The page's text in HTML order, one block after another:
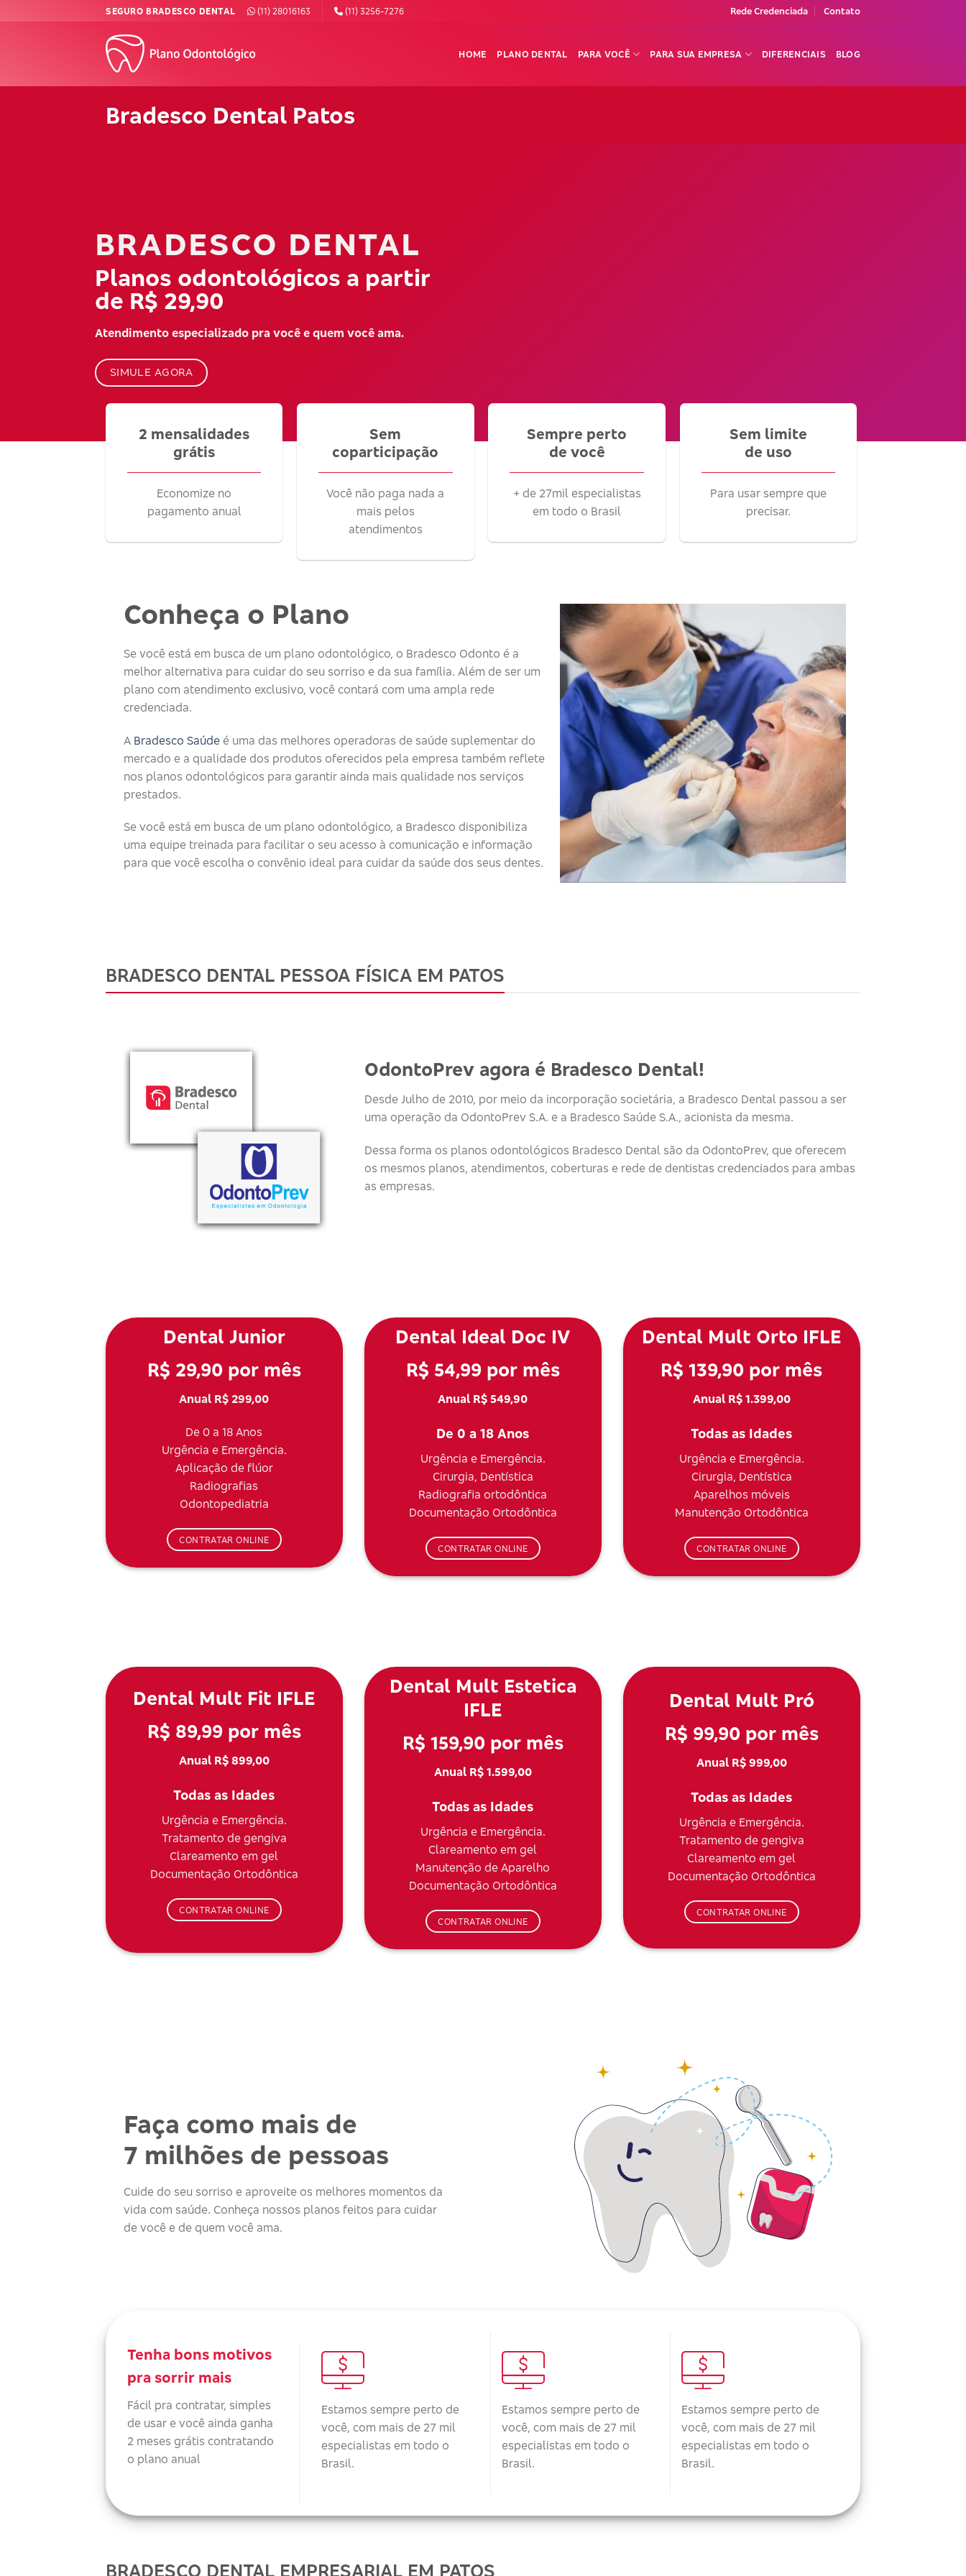
SEGURO BRADESCO DENTAL (11) 28016163 (11) 3256-7276 Rede Credenciada Contato
HOME PLANO DENTAL PARA VOCÊ PARA SUA EMPRESA DIFERENCIAIS BLOG
Bradesco Dental Patos
BRADESCO DENTAL
Planos odontológicos a partir
de R$ 29,90
Atendimento especializado pra você e quem você ama.
SIMULE AGORA
2 mensalidades
grátis
Economize no
pagamento anual
Sem
coparticipação
Você não paga nada a
mais pelos
atendimentos
Sempre perto
de você
+ de 27mil especialistas
em todo o Brasil
Sem limite
de uso
Para usar sempre que
precisar.
Conheça o Plano
Se você está em busca de um plano odontológico, o Bradesco Odonto é a
melhor alternativa para cuidar do seu sorriso e da sua família. Além de ser um
plano com atendimento exclusivo, você contará com uma ampla rede
credenciada.
A Bradesco Saúde é uma das melhores operadoras de saúde suplementar do
mercado e a qualidade dos produtos oferecidos pela empresa também reflete
nos planos odontológicos para garantir ainda mais qualidade nos serviços
prestados.
Se você está em busca de um plano odontológico, a Bradesco disponibiliza
uma equipe treinada para facilitar o seu acesso à comunicação e informação
para que você escolha o convênio ideal para cuidar da saúde dos seus dentes.
BRADESCO DENTAL PESSOA FÍSICA EM PATOS
OdontoPrev agora é Bradesco Dental!
Desde Julho de 2010, por meio da incorporação societária, a Bradesco Dental passou a ser
uma operação da OdontoPrev S.A. e a Bradesco Saúde S.A., acionista da mesma.
Dessa forma os planos odontológicos Bradesco Dental são da OdontoPrev, que oferecem
os mesmos planos, atendimentos, coberturas e rede de dentistas credenciados para ambas
as empresas.
Dental Junior
R$ 29,90 por mês
Anual R$ 299,00
De 0 a 18 Anos
Urgência e Emergência.
Aplicação de flúor
Radiografias
Odontopediatria
CONTRATAR ONLINE
Dental Ideal Doc IV
R$ 54,99 por mês
Anual R$ 549,90
De 0 a 18 Anos
Urgência e Emergência.
Cirurgia, Dentística
Radiografia ortodôntica
Documentação Ortodôntica
CONTRATAR ONLINE
Dental Mult Orto IFLE
R$ 139,90 por mês
Anual R$ 1.399,00
Todas as Idades
Urgência e Emergência.
Cirurgia, Dentística
Aparelhos móveis
Manutenção Ortodôntica
CONTRATAR ONLINE
Dental Mult Fit IFLE
R$ 89,99 por mês
Anual R$ 899,00
Todas as Idades
Urgência e Emergência.
Tratamento de gengiva
Clareamento em gel
Documentação Ortodôntica
CONTRATAR ONLINE
Dental Mult Estetica
IFLE
R$ 159,90 por mês
Anual R$ 1.599,00
Todas as Idades
Urgência e Emergência.
Clareamento em gel
Manutenção de Aparelho
Documentação Ortodôntica
CONTRATAR ONLINE
Dental Mult Pró
R$ 99,90 por mês
Anual R$ 999,00
Todas as Idades
Urgência e Emergência.
Tratamento de gengiva
Clareamento em gel
Documentação Ortodôntica
CONTRATAR ONLINE
Faça como mais de
7 milhões de pessoas
Cuide do seu sorriso e aproveite os melhores momentos da
vida com saúde. Conheça nossos planos feitos para cuidar
de você e de quem você ama.
Tenha bons motivos
pra sorrir mais
Fácil pra contratar, simples
de usar e você ainda ganha
2 meses grátis contratando
o plano anual
Estamos sempre perto de
você, com mais de 27 mil
especialistas em todo o
Brasil.
Estamos sempre perto de
você, com mais de 27 mil
especialistas em todo o
Brasil.
Estamos sempre perto de
você, com mais de 27 mil
especialistas em todo o
Brasil.
BRADESCO DENTAL EMPRESARIAL EM PATOS